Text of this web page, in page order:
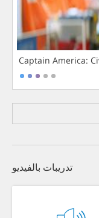
Captain America:
تدريبات بالفيديو